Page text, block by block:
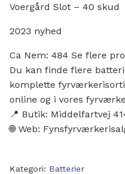
Voergård Slot – 40 skud
2023 nyhed
Ca Nem: 484 Se flere
Du kan finde flere
komplette
online og i vores
📍 Butik: Middelfartvej
🌐 Web:
Kategori: Batterier